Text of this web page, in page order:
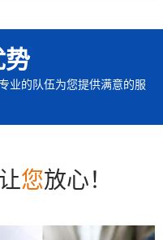
业的队伍为您提供满意的服
让您放心！